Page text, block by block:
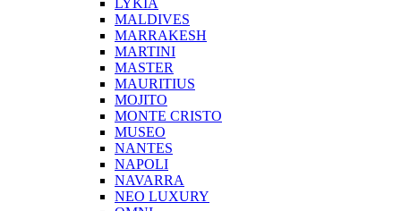
LYKIA
MALDIVES
MARRAKESH
MARTINI
MASTER
MAURITIUS
MOJITO
MONTE CRISTO
MUSEO
NANTES
NAPOLI
NAVARRA
NEO LUXURY